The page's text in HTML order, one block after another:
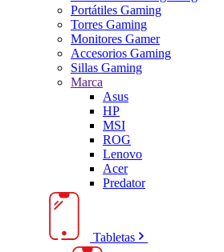
Portátiles Gaming
Torres Gaming
Monitores Gamer
Accesorios Gaming
Sillas Gaming
Marca
Asus
HP
MSI
ROG
Lenovo
Acer
Predator
Tabletas